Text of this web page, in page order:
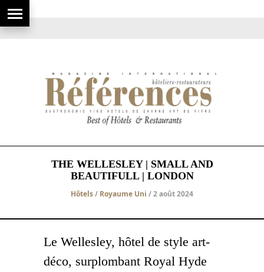
THE WELLESLEY | SMALL AND
BEAUTIFULL | LONDON
Hôtels/ Royaume Uni / 2 août 2024
Le Wellesley, hôtel de style art-
déco, surplombant Royal Hyde